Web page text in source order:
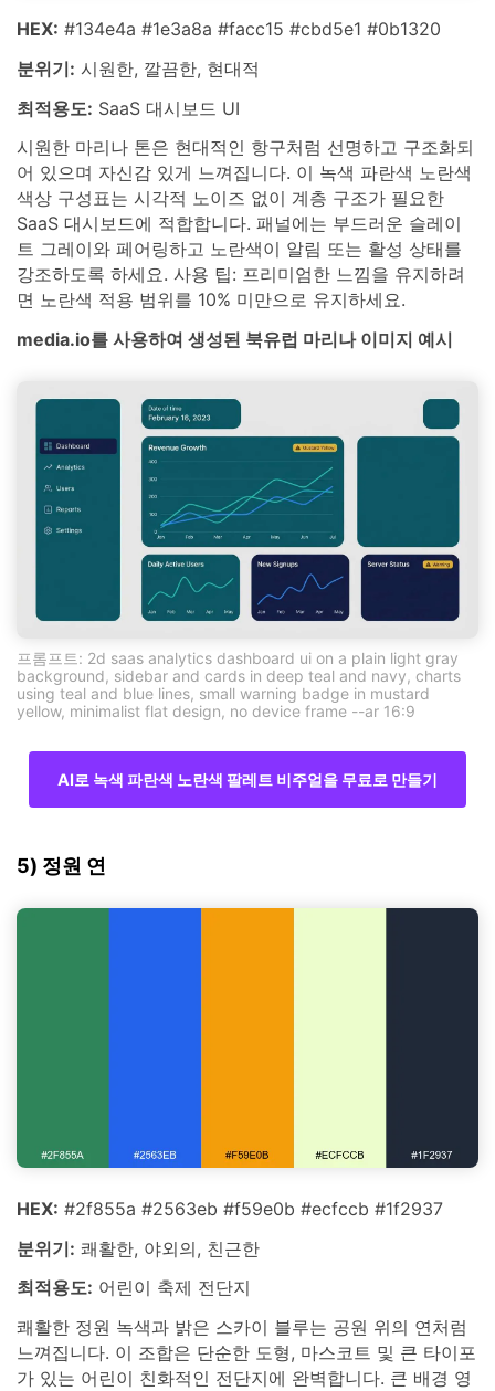
HEX: #134e4a #1e3a8a #facc15 #cbd5e1 #0b1320
분위기: 시원한, 깔끔한, 현대적
최적용도: SaaS 대시보드 UI
시원한 마리나 톤은 현대적인 항구처럼 선명하고 구조화되
어 있으며 자신감 있게 느껴집니다. 이 녹색 파란색 노란색
색상 구성표는 시각적 노이즈 없이 계층 구조가 필요한
SaaS 대시보드에 적합합니다. 패널에는 부드러운 슬레이
트 그레이와 페어링하고 노란색이 알림 또는 활성 상태를
강조하도록 하세요. 사용 팁: 프리미엄한 느낌을 유지하려
면 노란색 적용 범위를 10% 미만으로 유지하세요.
media.io를 사용하여 생성된 북유럽 마리나 이미지 예시
프롬프트: 2d saas analytics dashboard ui on a plain light gray
background, sidebar and cards in deep teal and navy, charts
using teal and blue lines, small warning badge in mustard
yellow, minimalist flat design, no device frame --ar 16:9
AI로 녹색 파란색 노란색 팔레트 비주얼을 무료로 만들기
5) 정원 연
HEX: #2f855a #2563eb #f59e0b #ecfccb #1f2937
분위기: 쾌활한, 야외의, 친근한
최적용도: 어린이 축제 전단지
쾌활한 정원 녹색과 밝은 스카이 블루는 공원 위의 연처럼
느껴집니다. 이 조합은 단순한 도형, 마스코트 및 큰 타이포
가 있는 어린이 친화적인 전단지에 완벽합니다. 큰 배경 영